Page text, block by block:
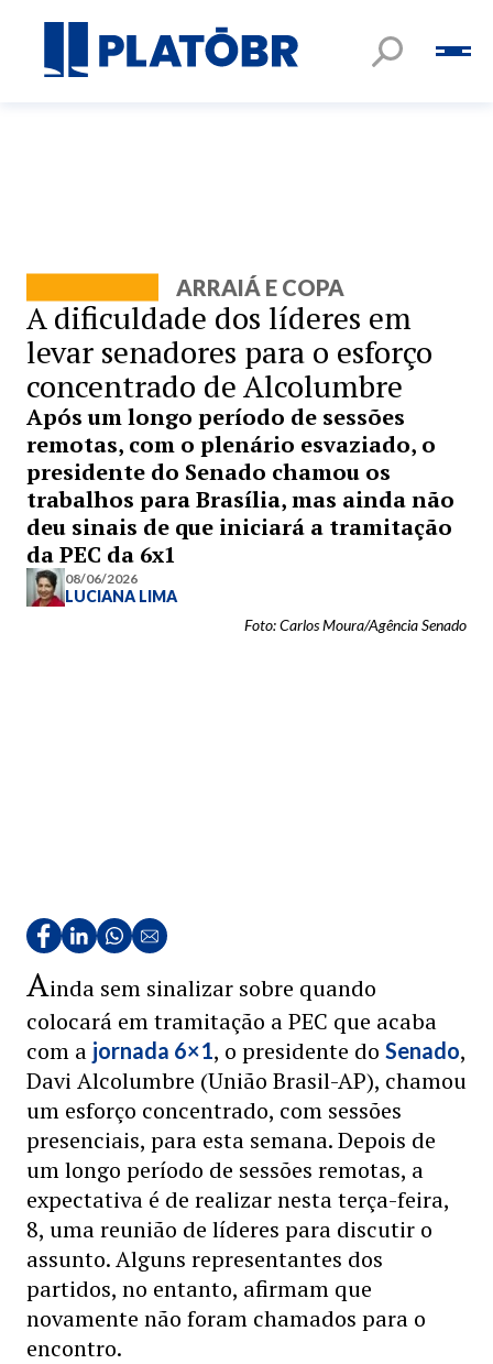
ARRAIÁ E COPA
A dificuldade dos líderes em
levar senadores para o esforço
concentrado de Alcolumbre
Após um longo período de sessões
remotas, com o plenário esvaziado, o
presidente do Senado chamou os
trabalhos para Brasília, mas ainda não
deu sinais de que iniciará a tramitação
da PEC da 6x1
08/06/2026
LUCIANA LIMA
Foto: Carlos Moura/Agência Senado
Ainda sem sinalizar sobre quando
colocará em tramitação a PEC que acaba
com a jornada 6×1, o presidente do Senado,
Davi Alcolumbre (União Brasil-AP), chamou
um esforço concentrado, com sessões
presenciais, para esta semana. Depois de
um longo período de sessões remotas, a
expectativa é de realizar nesta terça-feira,
8, uma reunião de líderes para discutir o
assunto. Alguns representantes dos
partidos, no entanto, afirmam que
novamente não foram chamados para o
encontro.